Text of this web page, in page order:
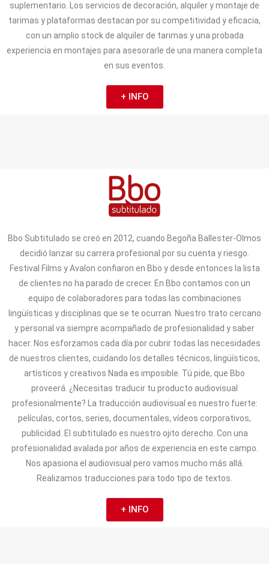
suplementario. Los servicios de decoración, alquiler y montaje de
tarimas y plataformas destacan por su competitividad y eficacia,
con un amplio stock de alquiler de tarimas y una probada
experiencia en montajes para asesorarle de una manera completa
en sus eventos.
+ INFO
Bbo Subtitulado se creó en 2012, cuando Begoña Ballester-Olmos
decidió lanzar su carrera profesional por su cuenta y riesgo.
Festival Films y Avalon confiaron en Bbo y desde entonces la lista
de clientes no ha parado de crecer. En Bbo contamos con un
equipo de colaboradores para todas las combinaciones
lingüísticas y disciplinas que se te ocurran. Nuestro trato cercano
y personal va siempre acompañado de profesionalidad y saber
hacer. Nos esforzamos cada día por cubrir todas las necesidades
de nuestros clientes, cuidando los detalles técnicos, lingüísticos,
artísticos y creativos Nada es imposible. Tú pide, que Bbo
proveerá. ¿Necesitas traducir tu producto audiovisual
profesionalmente? La traducción audiovisual es nuestro fuerte:
películas, cortos, series, documentales, vídeos corporativos,
publicidad. El subtitulado es nuestro ojito derecho. Con una
profesionalidad avalada por años de experiencia en este campo.
Nos apasiona el audiovisual pero vamos mucho más allá.
Realizamos traducciones para todo tipo de textos.
+ INFO